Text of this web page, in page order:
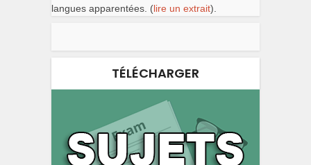
langues apparentées. (lire un extrait).
TÉLÉCHARGER